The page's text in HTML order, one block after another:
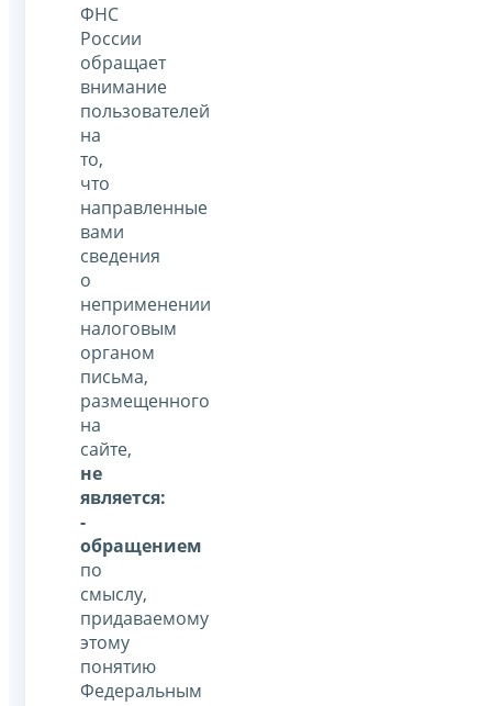
ФНС
России
обращает
внимание
пользователей
на
то,
что
направленные
вами
сведения
о
неприменении
налоговым
органом
письма,
размещенного
на
сайте,
не
является:
-
обращением
по
смыслу,
придаваемому
этому
понятию
Федеральным